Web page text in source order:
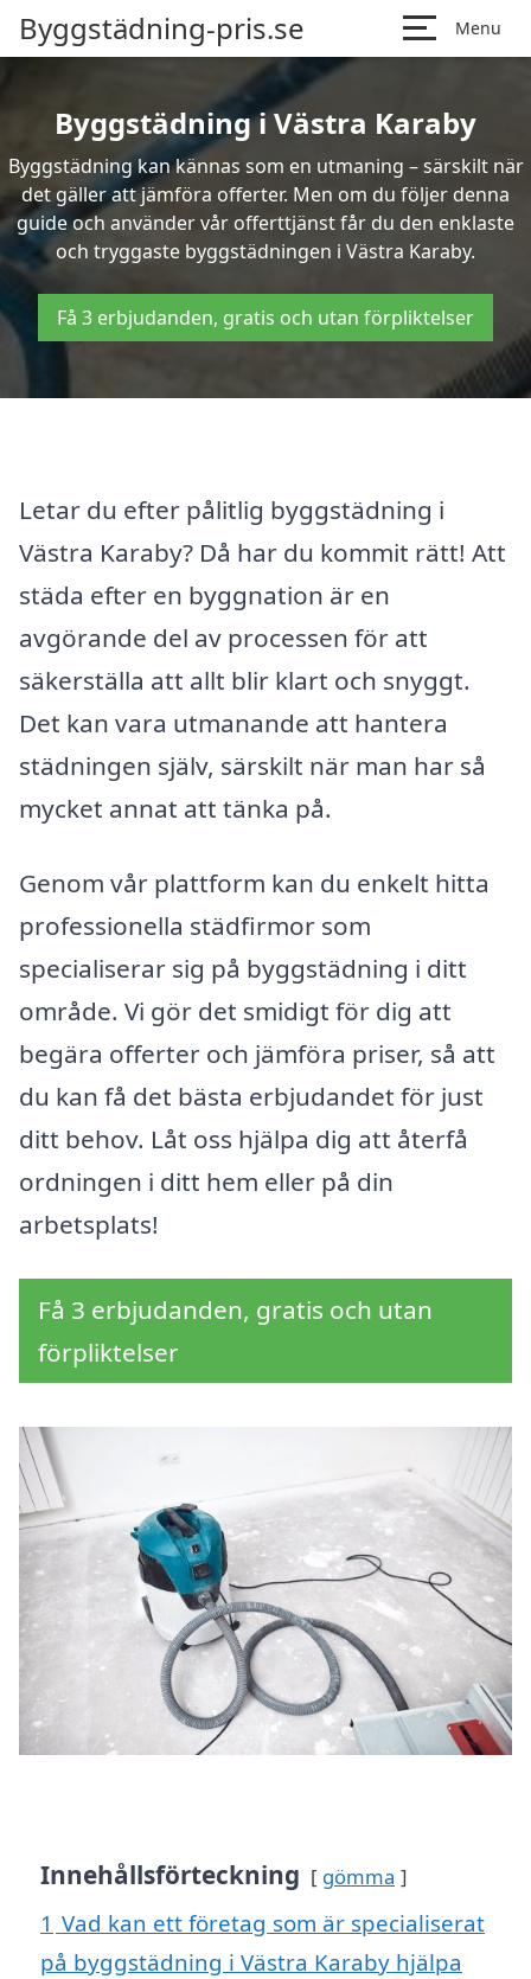
Byggstädning-pris.se Menu
Byggstädning i Västra Karaby
Byggstädning kan kännas som en utmaning – särskilt när
det gäller att jämföra offerter. Men om du följer denna
guide och använder vår offerttjänst får du den enklaste
och tryggaste byggstädningen i Västra Karaby.
Få 3 erbjudanden, gratis och utan förpliktelser
Letar du efter pålitlig byggstädning i
Västra Karaby? Då har du kommit rätt! Att
städa efter en byggnation är en
avgörande del av processen för att
säkerställa att allt blir klart och snyggt.
Det kan vara utmanande att hantera
städningen själv, särskilt när man har så
mycket annat att tänka på.
Genom vår plattform kan du enkelt hitta
professionella städfirmor som
specialiserar sig på byggstädning i ditt
område. Vi gör det smidigt för dig att
begära offerter och jämföra priser, så att
du kan få det bästa erbjudandet för just
ditt behov. Låt oss hjälpa dig att återfå
ordningen i ditt hem eller på din
arbetsplats!
Få 3 erbjudanden, gratis och utan
förpliktelser
Innehållsförteckning gömma
1 Vad kan ett företag som är specialiserat
på byggstädning i Västra Karaby hjälpa